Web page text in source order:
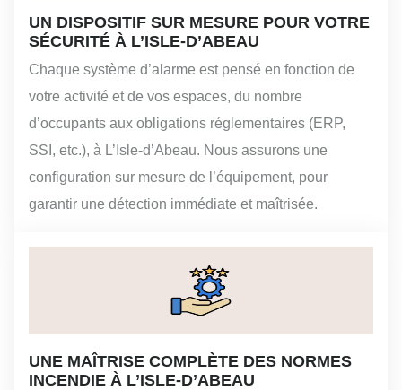
UN DISPOSITIF SUR MESURE POUR VOTRE
SÉCURITÉ À L’ISLE-D’ABEAU
Chaque système d’alarme est pensé en fonction de
votre activité et de vos espaces, du nombre
d’occupants aux obligations réglementaires (ERP,
SSI, etc.), à L’Isle-d’Abeau. Nous assurons une
configuration sur mesure de l’équipement, pour
garantir une détection immédiate et maîtrisée.
UNE MAÎTRISE COMPLÈTE DES NORMES
INCENDIE À L’ISLE-D’ABEAU